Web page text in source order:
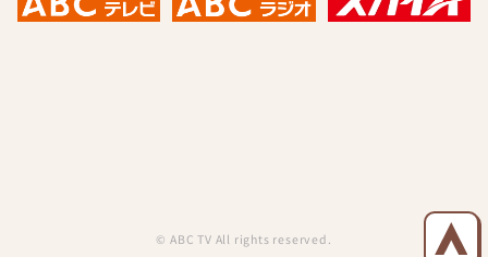
© ABC TV All rights reserved.